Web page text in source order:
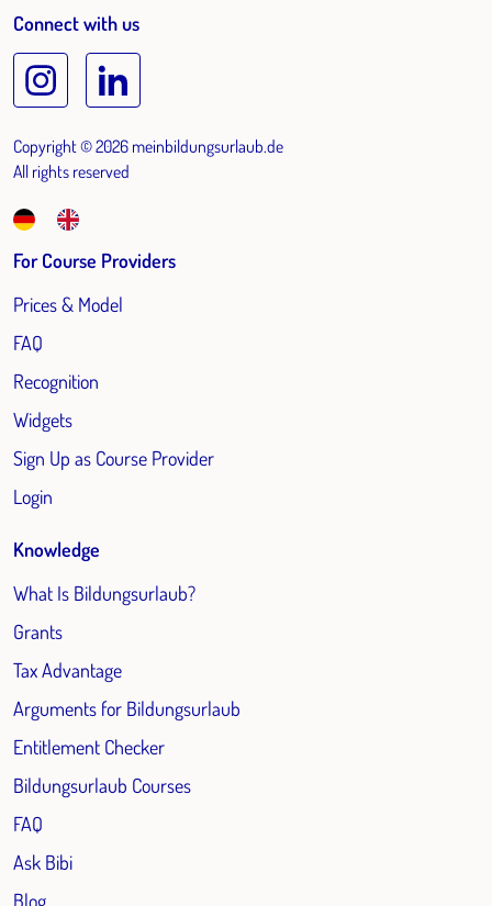
Connect with us
Copyright © 2026 meinbildungsurlaub.de
All rights reserved
For Course Providers
Prices & Model
FAQ
Recognition
Widgets
Sign Up as Course Provider
Login
Knowledge
What Is Bildungsurlaub?
Grants
Tax Advantage
Arguments for Bildungsurlaub
Entitlement Checker
Bildungsurlaub Courses
FAQ
Ask Bibi
Blog